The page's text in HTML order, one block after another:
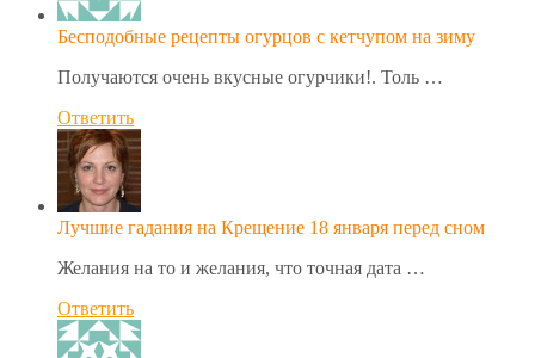
Бесподобные рецепты огурцов с кетчупом на зиму
Получаются очень вкусные огурчики!. Толь …
Ответить
Лучшие гадания на Крещение 18 января перед сном
Желания на то и желания, что точная дата …
Ответить